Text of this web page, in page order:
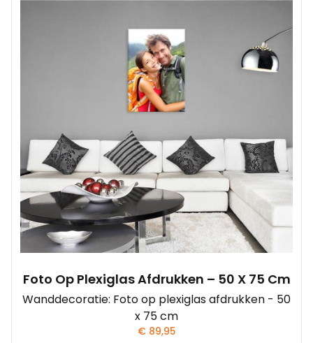
Foto Op Plexiglas Afdrukken – 50 X 75 Cm
Wanddecoratie: Foto op plexiglas afdrukken - 50
x 75 cm
€ 89,95